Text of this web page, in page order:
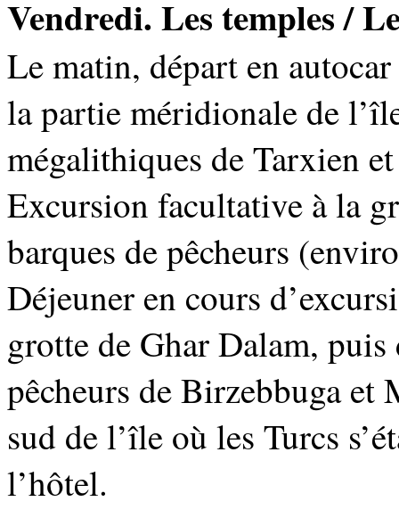
Vendredi. Les temples /
Le matin, départ en
la partie méridionale de
mégalithiques de Tarxien
Excursion facultative à la
barques de pêcheurs
Déjeuner en cours
grotte de Ghar Dalam,
pêcheurs de Birzebbuga
sud de l’île où les Turcs
l’hôtel.